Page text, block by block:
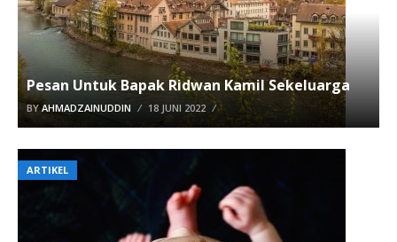
Pesan Untuk Bapak Ridwan Kamil Sekeluarga
BY AHMADZAINUDDIN 18 JUNI 2022
ARTIKEL